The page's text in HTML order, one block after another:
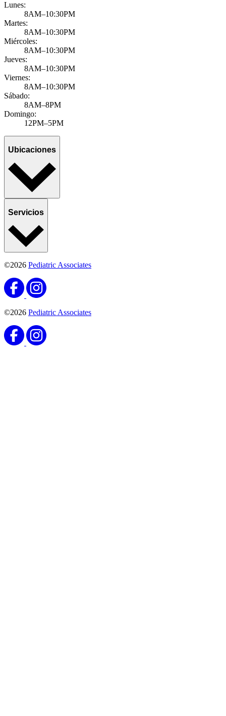
Lunes:
8AM–10:30PM
Martes:
8AM–10:30PM
Miércoles:
8AM–10:30PM
Jueves:
8AM–10:30PM
Viernes:
8AM–10:30PM
Sábado:
8AM–8PM
Domingo:
12PM–5PM
Ubicaciones
Servicios
©2026 Pediatric Associates
©2026 Pediatric Associates